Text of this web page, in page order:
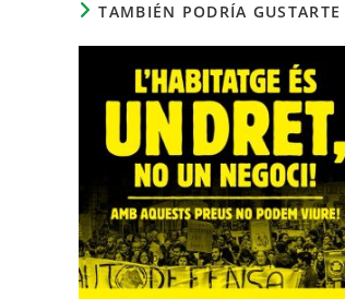
TAMBIÉN PODRÍA GUSTARTE